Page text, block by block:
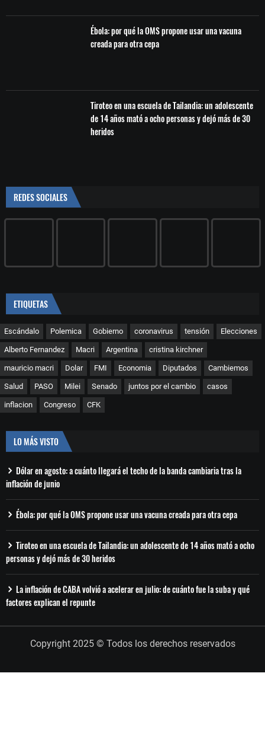
Ébola: por qué la OMS propone usar una vacuna
creada para otra cepa
Tiroteo en una escuela de Tailandia: un adolescente
de 14 años mató a ocho personas y dejó más de 30
heridos
REDES SOCIALES
ETIQUETAS
Escándalo Polemica Gobierno coronavirus tensión Elecciones
Alberto Fernandez Macri Argentina cristina kirchner
mauricio macri Dolar FMI Economia Diputados Cambiemos
Salud PASO Milei Senado juntos por el cambio casos
inflacion Congreso CFK
LO MÁS VISTO
Dólar en agosto: a cuánto llegará el techo de la banda cambiaria tras la
inflación de junio
Ébola: por qué la OMS propone usar una vacuna creada para otra cepa
Tiroteo en una escuela de Tailandia: un adolescente de 14 años mató a ocho
personas y dejó más de 30 heridos
La inflación de CABA volvió a acelerar en julio: de cuánto fue la suba y qué
factores explican el repunte
Copyright 2025 © Todos los derechos reservados